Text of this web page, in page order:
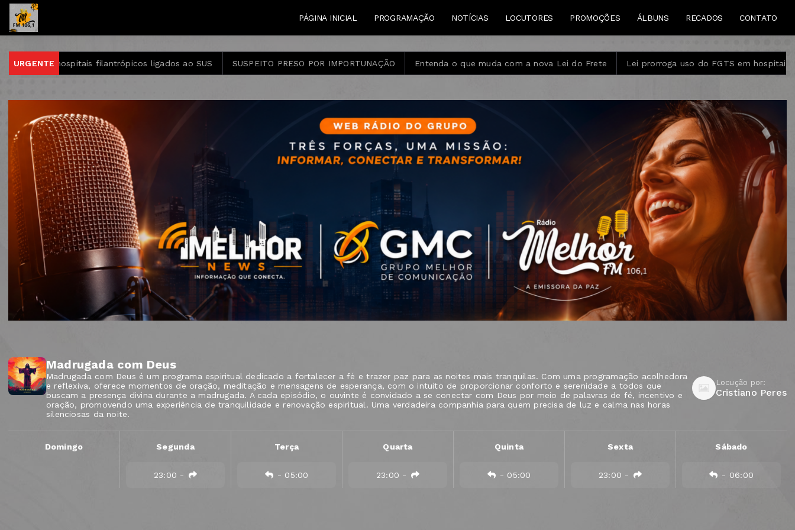
PÁGINA INICIAL PROGRAMAÇÃO NOTÍCIAS LOCUTORES PROMOÇÕES ÁLBUNS RECADOS CONTATO
URGENTE
hospitais filantrópicos ligados ao SUS SUSPEITO PRESO POR IMPORTUNAÇÃO Entenda o que muda com a nova Lei do Frete Lei prorroga uso do FGTS em hospitais
Madrugada com Deus
Madrugada com Deus é um programa espiritual dedicado a fortalecer a fé e trazer paz para as noites mais tranquilas. Com uma programação acolhedora
e reflexiva, oferece momentos de oração, meditação e mensagens de esperança, com o intuito de proporcionar conforto e serenidade a todos que
buscam a presença divina durante a madrugada. A cada episódio, o ouvinte é convidado a se conectar com Deus por meio de palavras de fé, incentivo e
oração, promovendo uma experiência de tranquilidade e renovação espiritual. Uma verdadeira companhia para quem precisa de luz e calma nas horas
silenciosas da noite.
Locução por:
Cristiano Peres
Domingo Segunda
23:00 -
Terça
- 05:00
Quarta
23:00 -
Quinta
- 05:00
Sexta
23:00 -
Sábado
- 06:00